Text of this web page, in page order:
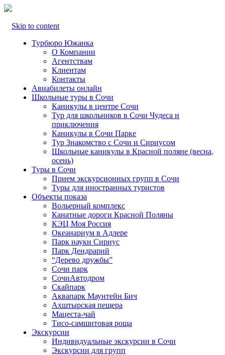
Skip to content
Турбюро Южанка
О Компании
Агентствам
Клиентам
Контакты
Авиабилеты онлайн
Школьные туры в Сочи
Каникулы в центре Сочи
Тур для школьников в Сочи Чудеса и
приключения
Каникулы в Сочи Парке
Тур Знакомство с Сочи и Сириусом
Школьные каникулы в Красной поляне (весна,
осень)
Туры в Сочи
Прием экскурсионных групп в Сочи
Туры для иностранных туристов
Объекты показа
Вольерный комплекс
Канатные дороги Красной Поляны
КЭЦ Моя Россия
Океанариум в Адлере
Парк науки Сириус
Парк Дендрарий
“Дерево дружбы”
Сочи парк
СочиАвтодром
Скайпарк
Аквапарк Маунтейн Бич
Ахштырская пещера
Мацеста-чай
Тисо-самшитовая роща
Экскурсии
Индивидуальные экскурсии в Сочи
Экскурсии для групп